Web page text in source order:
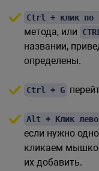
Ctrl + клик по
метода, или
названии,
определены.
Ctrl + G
Alt + Клик
если нужно
кликаем
их добавить.